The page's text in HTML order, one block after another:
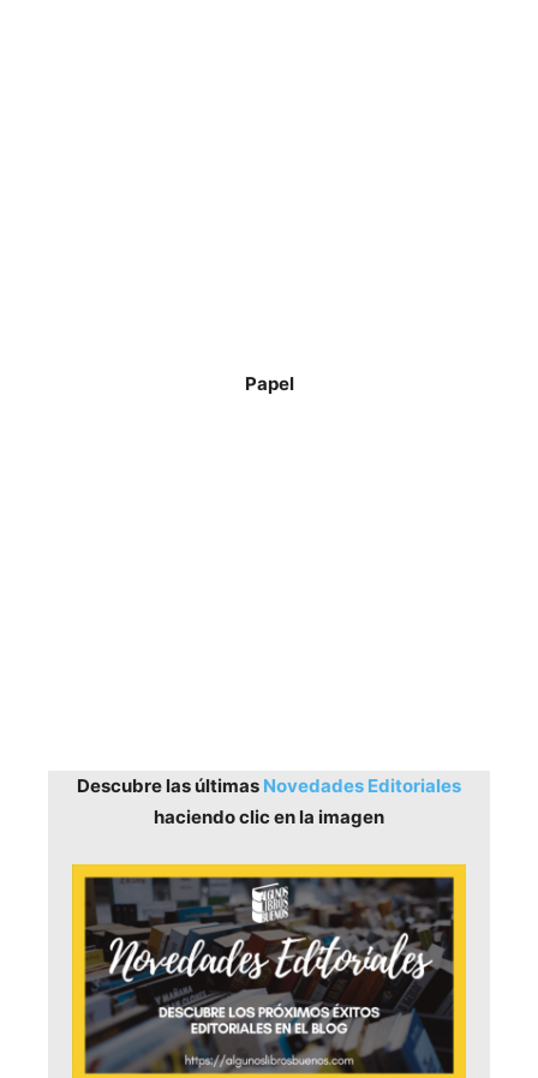
Papel
Descubre las últimas Novedades Editoriales
haciendo clic en la imagen